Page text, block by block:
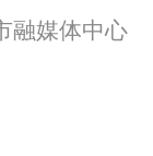
融媒体中心